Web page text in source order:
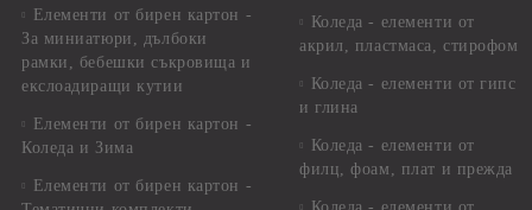
Елементи от бирен картон -
За миниатюри, дълбоки
рамки, бебешки съкровища и
екслоадиращи кутии
Елементи от бирен картон -
Коледа и Зима
Елементи от бирен картон -
Коледа - елементи от
акрил, пластмаса, стирофом
Коледа - елементи от гипс
и глина
Коледа - елементи от
филц, фоам, плат и прежда